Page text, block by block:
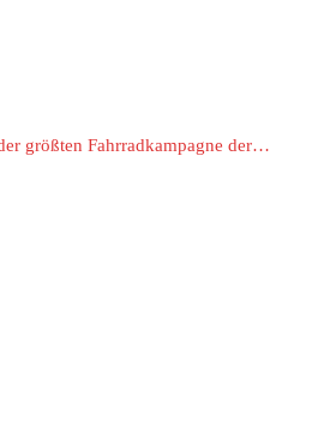
größten Fahrradkampagne der…